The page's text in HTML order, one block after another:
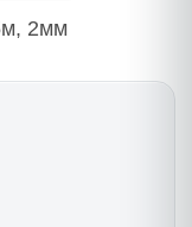
2мм